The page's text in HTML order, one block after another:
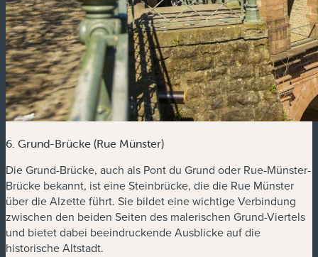
6. Grund-Brücke (Rue Münster)
Die Grund-Brücke, auch als Pont du Grund oder Rue-Münster-
Brücke bekannt, ist eine Steinbrücke, die die Rue Münster
über die Alzette führt. Sie bildet eine wichtige Verbindung
zwischen den beiden Seiten des malerischen Grund-Viertels
und bietet dabei beeindruckende Ausblicke auf die
historische Altstadt.